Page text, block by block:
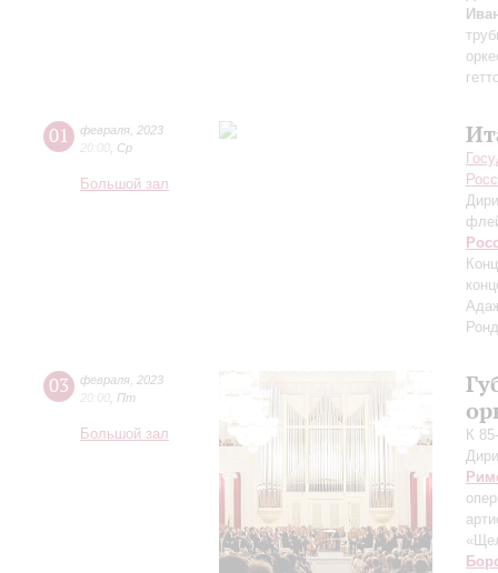
01 февраля 2023
20:00 Ср
Большой зал
03 февраля 2023
20:00 Пт
Большой зал
К